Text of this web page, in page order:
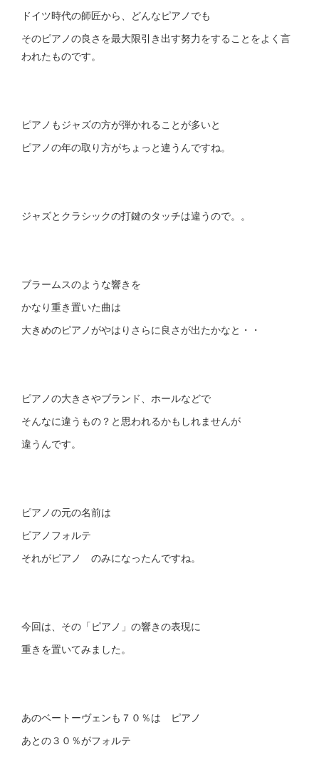
ドイツ時代の師匠から、どんなピアノでも
そのピアノの良さを最大限引き出す努力をすることをよく言
われたものです。
ピアノもジャズの方が弾かれることが多いと
ピアノの年の取り方がちょっと違うんですね。
ジャズとクラシックの打鍵のタッチは違うので。。
ブラームスのような響きを
かなり重き置いた曲は
大きめのピアノがやはりさらに良さが出たかなと・・
ピアノの大きさやブランド、ホールなどで
そんなに違うもの？と思われるかもしれませんが
違うんです。
ピアノの元の名前は
ピアノフォルテ
それがピアノ のみになったんですね。
今回は、その「ピアノ」の響きの表現に
重きを置いてみました。
あのベートーヴェンも７０％は ピアノ
あとの３０％がフォルテ